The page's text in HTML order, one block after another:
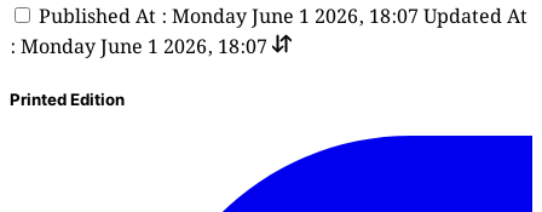
Published At : Monday June 1 2026, 18:07 Updated At
: Monday June 1 2026, 18:07
Printed Edition